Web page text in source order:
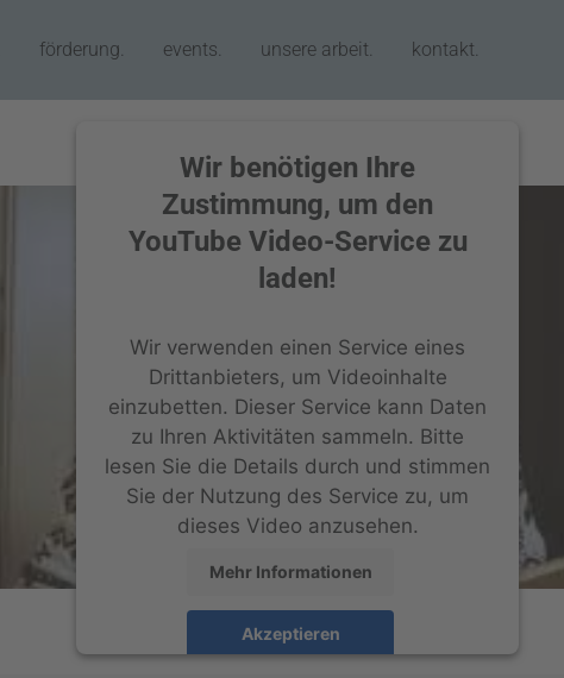
förderung. events. unsere arbeit. kontakt.
Wir benötigen Ihre
Zustimmung, um den
YouTube Video-Service zu
laden!
Wir verwenden einen Service eines
Drittanbieters, um Videoinhalte
einzubetten. Dieser Service kann Daten
zu Ihren Aktivitäten sammeln. Bitte
lesen Sie die Details durch und stimmen
Sie der Nutzung des Service zu, um
dieses Video anzusehen.
Mehr Informationen
Akzeptieren